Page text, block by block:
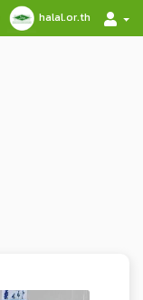
halal.or.th